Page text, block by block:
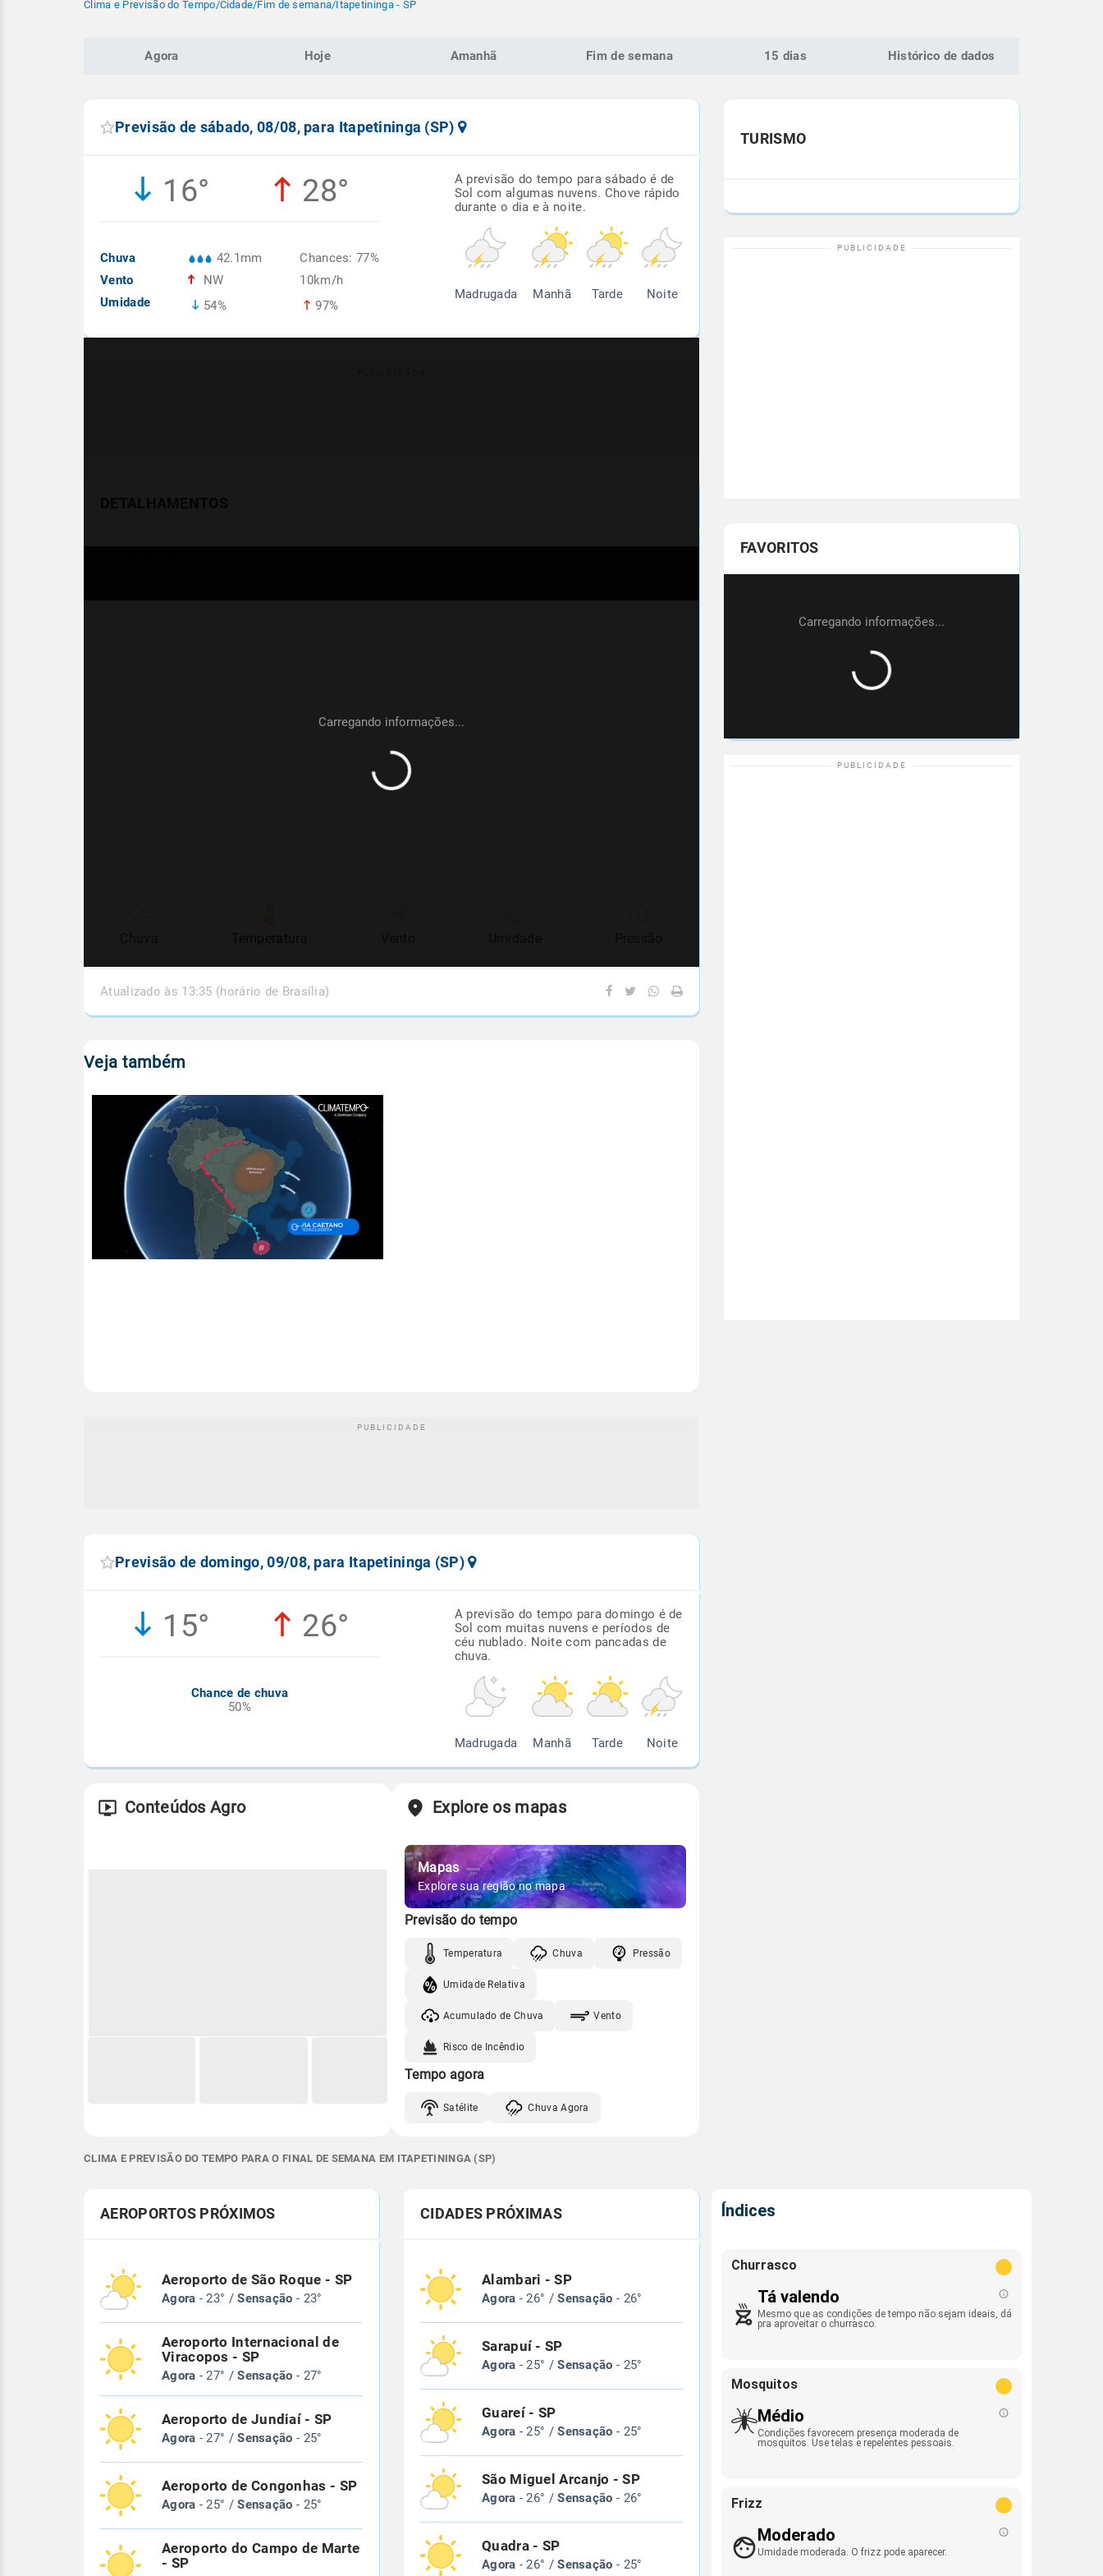
Clima e Previsão do Tempo/Cidade/Fim de semana/Itapetininga - SP
Agora Hoje Amanhã Fim de semana 15 dias Histórico de dados
Previsão de sábado, 08/08, para Itapetininga (SP)
16° 28°
Chuva
Vento
Umidade
42.1mm
NW
54%
Chances: 77%
10km/h
97%
A previsão do tempo para sábado é de
Sol com algumas nuvens. Chove rápido
durante o dia e à noite.
Madrugada Manhã Tarde Noite
Atualizado às 13:35 (horário de Brasília)
Veja também
Previsão de domingo, 09/08, para Itapetininga (SP)
15° 26°
Chance de chuva
50%
A previsão do tempo para domingo é de
Sol com muitas nuvens e períodos de
céu nublado. Noite com pancadas de
chuva.
Madrugada Manhã Tarde Noite
Conteúdos Agro Explore os mapas
Mapas
Explore sua região no mapa
Previsão do tempo
Temperatura Chuva Pressão
Umidade Relativa
Acumulado de Chuva Vento
Risco de Incêndio
Tempo agora
Satélite Chuva Agora
TURISMO
FAVORITOS
CLIMA E PREVISÃO DO TEMPO PARA O FINAL DE SEMANA EM ITAPETININGA (SP)
AEROPORTOS PRÓXIMOS
Aeroporto de São Roque - SP
Agora - 23° /Sensação - 23°
Aeroporto Internacional de
Viracopos - SP
Agora - 27° /Sensação - 27°
Aeroporto de Jundiaí - SP
Agora - 27° /Sensação - 25°
Aeroporto de Congonhas - SP
Agora - 25° /Sensação - 25°
Aeroporto do Campo de Marte
- SP
CIDADES PRÓXIMAS
Alambari - SP
Agora - 26° /Sensação - 26°
Sarapuí - SP
Agora - 25° /Sensação - 25°
Guareí - SP
Agora - 25° /Sensação - 25°
São Miguel Arcanjo - SP
Agora - 26° /Sensação - 26°
Quadra - SP
Agora - 26° /Sensação - 25°
Índices
Churrasco
Tá valendo
Mesmo que as condições de tempo não sejam ideais, dá
pra aproveitar o churrasco.
Mosquitos
Médio
Condições favorecem presença moderada de
mosquitos. Use telas e repelentes pessoais.
Frizz
Moderado
Umidade moderada. O frizz pode aparecer.